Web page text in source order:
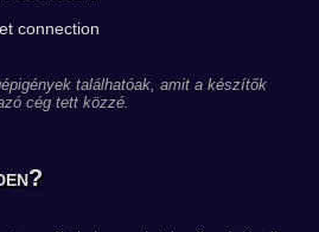
connection
találhatóak, amit a készítők
cég tett közzé.